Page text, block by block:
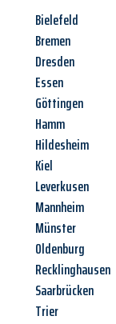
Bielefeld
Bremen
Dresden
Essen
Göttingen
Hamm
Hildesheim
Kiel
Leverkusen
Mannheim
Münster
Oldenburg
Recklinghausen
Saarbrücken
Trier